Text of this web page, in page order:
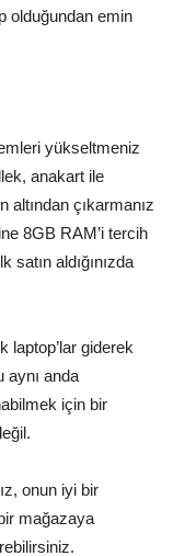
olduğundan emin
yükseltmeniz
anakart ile
altından çıkarmanız
8GB RAM’i tercih
satın aldığınızda
laptop’lar giderek
aynı anda
için bir
onun iyi bir
mağazaya